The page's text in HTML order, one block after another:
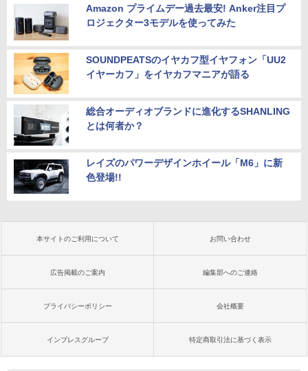
Amazon プライムデー過去最安! Anker注目プ
ロジェクター3モデルを使ってみた
SOUNDPEATSのイヤカフ型イヤフォン「UU2
イヤーカフ」をイヤカフマニアが語る
総合オーディオブランドに進化するSHANLING
とは何者か？
レイズのパワーデザインホイール「M6」に新
色登場!!
本サイトのご利用について お問い合わせ
広告掲載のご案内 編集部へのご連絡
プライバシーポリシー 会社概要
インプレスグループ 特定商取引法に基づく表示